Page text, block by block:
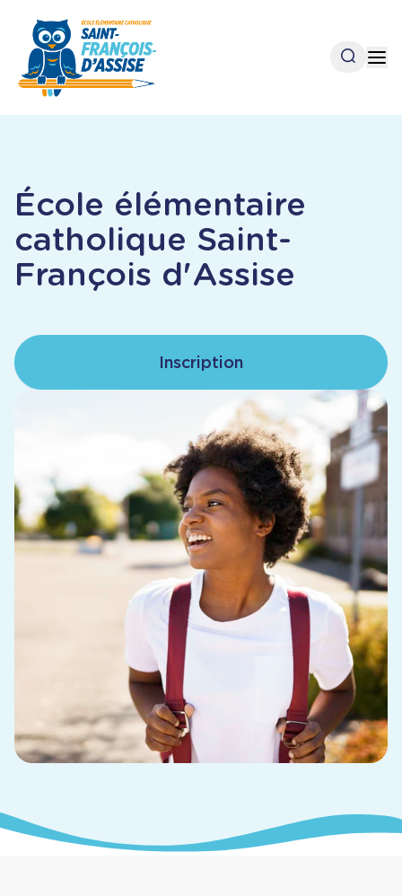
contenu
principal
Open
École élémentaire
catholique Saint-
François d'Assise
Inscription